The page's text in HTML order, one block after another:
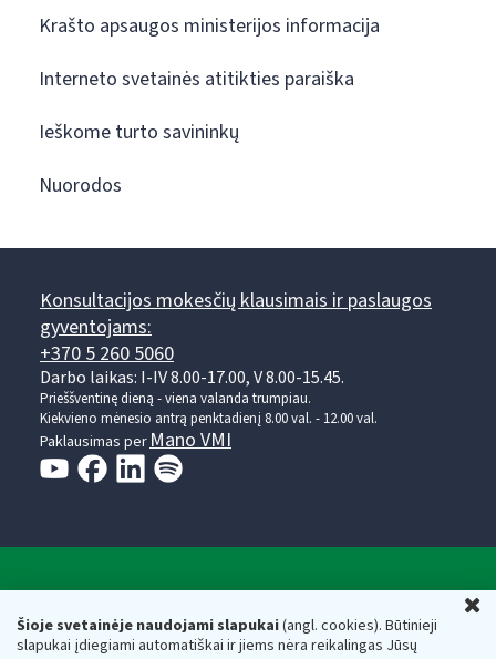
Šioje svetainėje naudojami slapukai(angl. cookies). Būtinieji
slapukai įdiegiami automatiškai ir jiems nėra reikalingas Jūsų
Krašto apsaugos ministerijos informacija
Interneto svetainės atitikties paraiška
Ieškome turto savininkų
Nuorodos
Konsultacijos mokesčių klausimais ir paslaugos
gyventojams:
+370 5 260 5060
Darbo laikas: I-IV 8.00-17.00, V 8.00-15.45.
Prieššventinę dieną - viena valanda trumpiau.
Kiekvieno mėnesio antrą penktadienį 8.00 val. - 12.00 val.
Paklausimas perMano VMI
Valstybinė mokesčių inspekcija prie Lietuvos
Respublikos finansų ministerijos